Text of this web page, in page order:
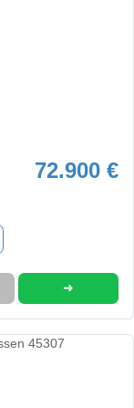
72.900 €
➜